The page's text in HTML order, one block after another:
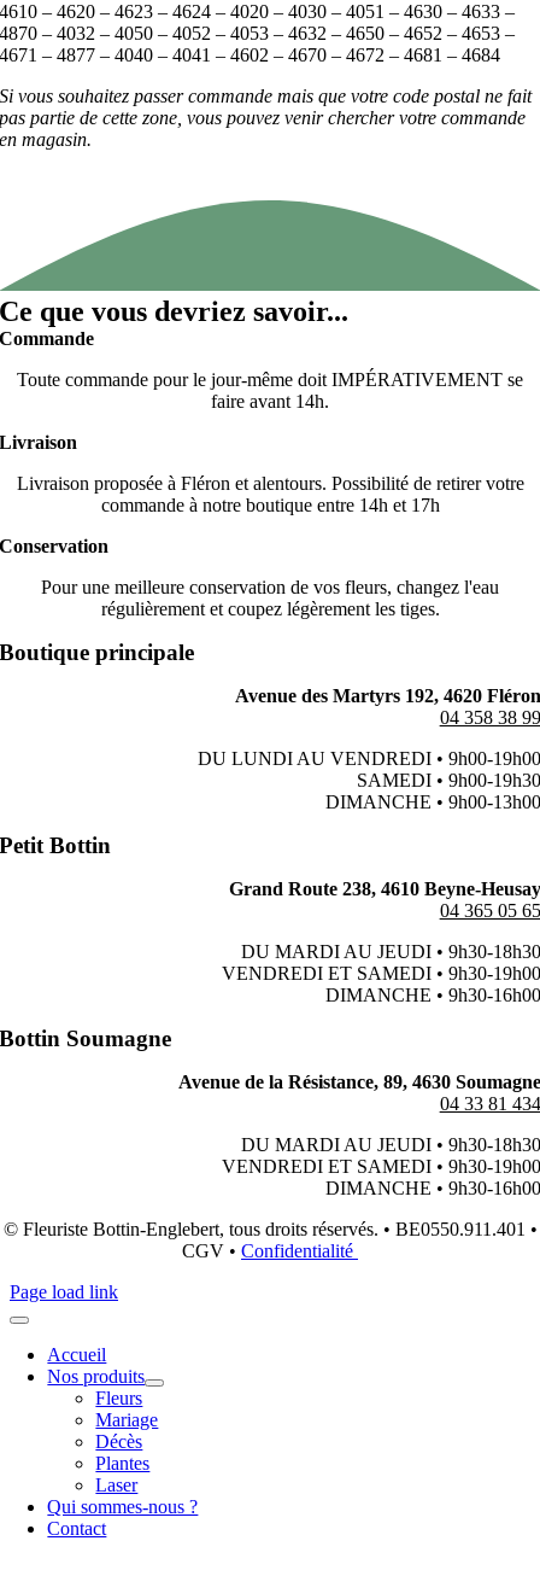
4610 – 4620 – 4623 – 4624 – 4020 – 4030 – 4051 – 4630 – 4633 –
4870 – 4032 – 4050 – 4052 – 4053 – 4632 – 4650 – 4652 – 4653 –
4671 – 4877 – 4040 – 4041 – 4602 – 4670 – 4672 – 4681 – 4684
Si vous souhaitez passer commande mais que votre code postal ne fait
pas partie de cette zone, vous pouvez venir chercher votre commande
en magasin.
Ce que vous devriez savoir...
Commande
Toute commande pour le jour-même doit IMPÉRATIVEMENT se
faire avant 14h.
Livraison
Livraison proposée à Fléron et alentours. Possibilité de retirer votre
commande à notre boutique entre 14h et 17h
Conservation
Pour une meilleure conservation de vos fleurs, changez l'eau
régulièrement et coupez légèrement les tiges.
Boutique principale
Avenue des Martyrs 192, 4620 Fléron
04 358 38 99
DU LUNDI AU VENDREDI • 9h00-19h00
SAMEDI • 9h00-19h30
DIMANCHE • 9h00-13h00
Petit Bottin
Grand Route 238, 4610 Beyne-Heusay
04 365 05 65
DU MARDI AU JEUDI • 9h30-18h30
VENDREDI ET SAMEDI • 9h30-19h00
DIMANCHE • 9h30-16h00
Bottin Soumagne
Avenue de la Résistance, 89, 4630 Soumagne
04 33 81 434
DU MARDI AU JEUDI • 9h30-18h30
VENDREDI ET SAMEDI • 9h30-19h00
DIMANCHE • 9h30-16h00
© Fleuriste Bottin-Englebert, tous droits réservés. • BE0550.911.401 •
CGV • Confidentialité
Page load link
Accueil
Nos produits
Fleurs
Mariage
Décès
Plantes
Laser
Qui sommes-nous ?
Contact